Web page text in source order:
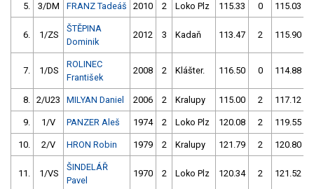
5. 3/DM FRANZ Tadeáš 2010 2 Loko Plz 115.33 0 115.03
6. 1/ZS
ŠTĚPINA
Dominik
2012 3 Kadaň 113.47 2 115.90
7. 1/DS
ROLINEC
František
2008 2 Klášter. 116.50 0 114.88
8. 2/U23 MILYAN Daniel 2006 2 Kralupy 115.00 2 117.12
9. 1/V PANZER Aleš 1974 2 Loko Plz 120.08 2 119.55
10. 2/V HRON Robin 1979 2 Kralupy 121.79 2 120.80
11. 1/VS
ŠINDELÁŘ
Pavel
1970 2 Loko Plz 120.34 2 121.52